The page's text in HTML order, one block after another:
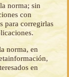
norma; sin
con
para corregirlas
norma, en
en